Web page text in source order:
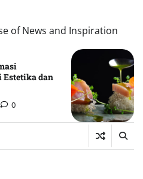
of News and Inspiration
Estetika dan
0